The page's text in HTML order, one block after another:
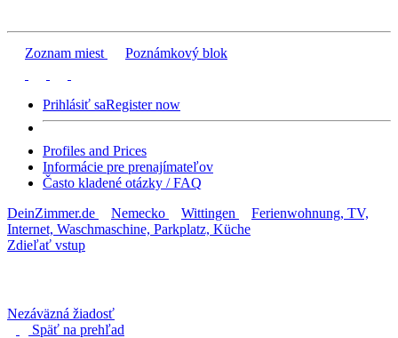
Zoznam miest Poznámkový blok
Prihlásiť saRegister now
Profiles and Prices
Informácie pre prenajímateľov
Často kladené otázky / FAQ
DeinZimmer.de
Nemecko Wittingen
Ferienwohnung, TV,
Internet, Waschmaschine, Parkplatz, Küche
Zdieľať vstup
Nezáväzná žiadosť
Späť na prehľad